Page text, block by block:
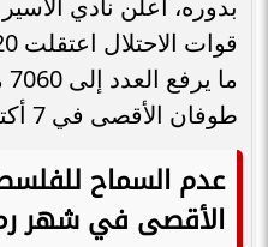
طوفان الأقصى في 7 أكتوبر.
عدم السماح
الأقصى في شهر